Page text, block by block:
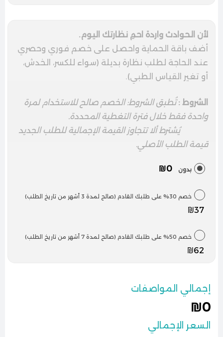
لأن الحوادث واردة احمِ نظارتك اليوم.
أضف باقة الحماية واحصل على خصم فوري وحصري
عند الحاجة لطلب نظارة بديلة (سواء للكسر، الخدش،
أو تغير القياس الطبي).
الشروط : تُطبق الشروط: الخصم صالح للاستخدام لمرة
واحدة فقط خلال فترة التغطية المحددة.
يُشترط ألا تتجاوز القيمة الإجمالية للطلب الجديد
قيمة الطلب الأصلي.
بدون ₪0
خصم 30% على طلبك القادم (صالح لمدة 3 أشهر من تاريخ الطلب)
₪37
خصم 50% على طلبك القادم (صالح لمدة 7 أشهر من تاريخ الطلب)
₪62
إجمالي المواصفات
₪0
السعر الإجمالي